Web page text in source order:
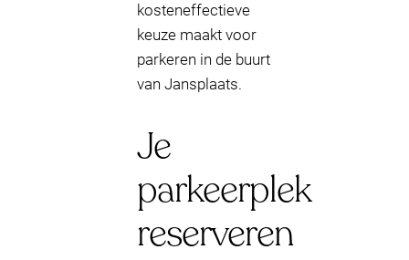
kosteneffectieve
keuze maakt voor
parkeren in de buurt
van Jansplaats.
Je
parkeerplek
reserveren